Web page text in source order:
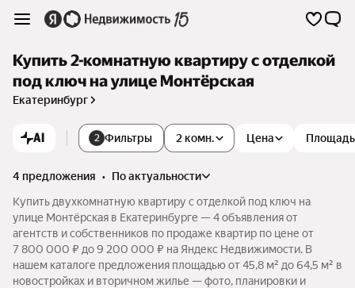
Купить 2-комнатную квартиру с отделкой
под ключ на улице Монтёрская
Екатеринбург
AI 2 Фильтры 2 комн. Цена Площадь
4 предложения •
по актуальности
Купить двухкомнатную квартиру с отделкой под ключ на
улице Монтёрская в Екатеринбурге — 4 объявления от
агентств и собственников по продаже квартир по цене от
7 800 000 ₽ до 9 200 000 ₽ на Яндекс Недвижимости. В
нашем каталоге предложения площадью от 45,8 м² до 64,5 м² в
новостройках и вторичном жилье — фото, планировки и